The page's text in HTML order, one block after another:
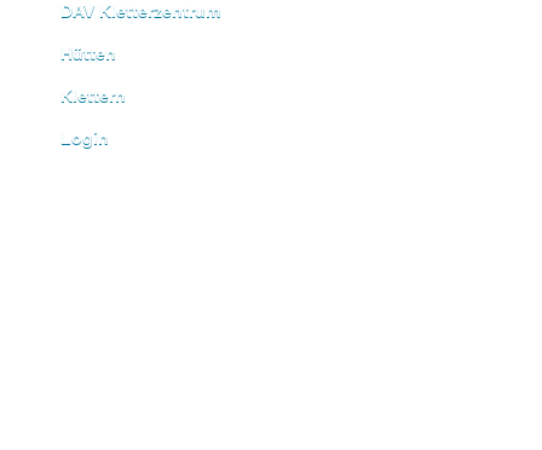
DAV Kletterzentrum
Hütten
Klettern
Login